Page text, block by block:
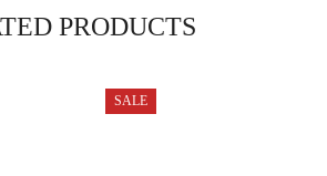
PRODUCTS
SALE